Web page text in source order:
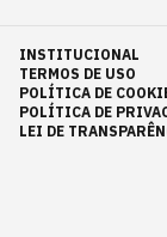
INSTITUCIONAL
TERMOS DE USO
POLÍTICA DE
POLÍTICA DE
LEI DE